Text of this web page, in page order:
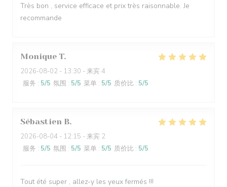
Très bon , service efficace et prix très raisonnable. Je
recommande
Monique T
2026-08-02 - 13:30 - 来宾 4
服务 : 5/5 氛围 : 5/5 菜单 : 5/5 质价比 : 5/5
Sébastien B
2026-08-04 - 12:15 - 来宾 2
服务 : 5/5 氛围 : 5/5 菜单 : 5/5 质价比 : 5/5
Tout été super , allez-y les yeux fermés !!!